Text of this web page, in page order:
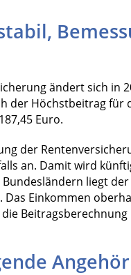
ändert sich in
der Höchstbeitrag für
Euro.
der
an. Damit wird
liegt
Das Einkommen
Bezahlte